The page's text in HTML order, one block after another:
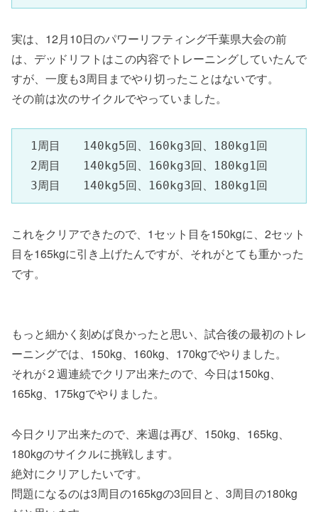
実は、12月10日のパワーリフティング千葉県大会の前
は、デッドリフトはこの内容でトレーニングしていたんで
すが、一度も3周目までやり切ったことはないです。
その前は次のサイクルでやっていました。
1周目　　140kg5回、160kg3回、180kg1回
2周目　　140kg5回、160kg3回、180kg1回
3周目　　140kg5回、160kg3回、180kg1回
これをクリアできたので、1セット目を150kgに、2セット
目を165kgに引き上げたんですが、それがとても重かった
です。
もっと細かく刻めば良かったと思い、試合後の最初のトレ
ーニングでは、150kg、160kg、170kgでやりました。
それが２週連続でクリア出来たので、今日は150kg、
165kg、175kgでやりました。
今日クリア出来たので、来週は再び、150kg、165kg、
180kgのサイクルに挑戦します。
絶対にクリアしたいです。
問題になるのは3周目の165kgの3回目と、3周目の180kg